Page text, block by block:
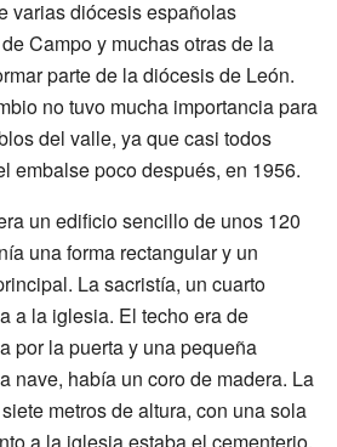
varias diócesis españolas
Campo y muchas otras de la
parte de la diócesis de León.
no tuvo mucha importancia para
del valle, ya que casi todos
embalse poco después, en 1956.
un edificio sencillo de unos 120
una forma rectangular y un
La sacristía, un cuarto
a la iglesia. El techo era de
por la puerta y una pequeña
nave, había un coro de madera. La
metros de altura, con una sola
a la iglesia estaba el cementerio.